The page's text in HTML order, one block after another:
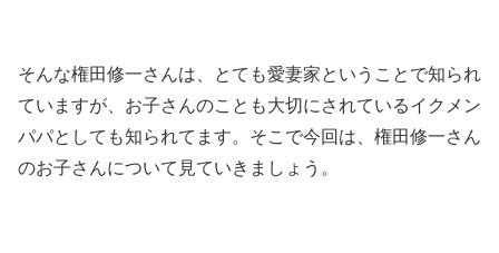
そんな権田修一さんは、とても愛妻家ということで知られ
ていますが、お子さんのことも大切にされているイクメン
パパとしても知られてます。そこで今回は、権田修一さん
のお子さんについて見ていきましょう。